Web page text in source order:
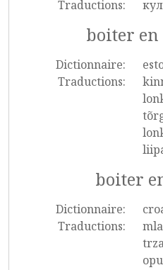
Traductions:
boiter en
Dictionnaire:
Traductions:
boiter
Dictionnaire:
Traductions: